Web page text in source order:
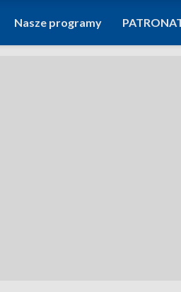
Nasze programy